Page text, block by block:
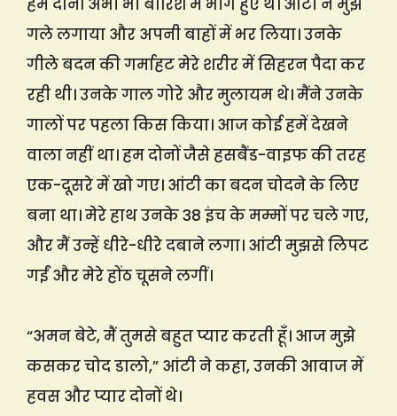
हम दोनों अभी भी बारिश में भीगे हुए थे। आंटी ने मुझे
गले लगाया और अपनी बाहों में भर लिया। उनके
गीले बदन की गर्माहट मेरे शरीर में सिहरन पैदा कर
रही थी। उनके गाल गोरे और मुलायम थे। मैंने उनके
गालों पर पहला किस किया। आज कोई हमें देखने
वाला नहीं था। हम दोनों जैसे हसबैंड-वाइफ की तरह
एक-दूसरे में खो गए। आंटी का बदन चोदने के लिए
बना था। मेरे हाथ उनके 38 इंच के मम्मों पर चले गए,
और मैं उन्हें धीरे-धीरे दबाने लगा। आंटी मुझसे लिपट
गईं और मेरे होंठ चूसने लगीं।
“अमन बेटे, मैं तुमसे बहुत प्यार करती हूँ। आज मुझे
कसकर चोद डालो,” आंटी ने कहा, उनकी आवाज में
हवस और प्यार दोनों थे।